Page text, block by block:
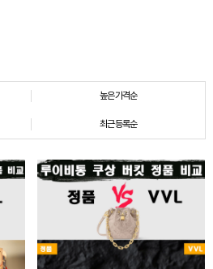
높은가격순
최근등록순